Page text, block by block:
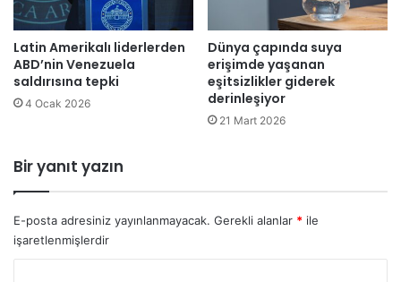
l
e
r
i
f
ü
v
İ
H
A
Latin Amerikalı liderlerden
ABD’nin Venezuela
saldırısına tepki
4 Ocak 2026
Dünya çapında suya
erişimde yaşanan
eşitsizlikler giderek
derinleşiyor
21 Mart 2026
Bir yanıt yazın
E-posta adresiniz yayınlanmayacak. Gerekli alanlar * ile
işaretlenmişlerdir